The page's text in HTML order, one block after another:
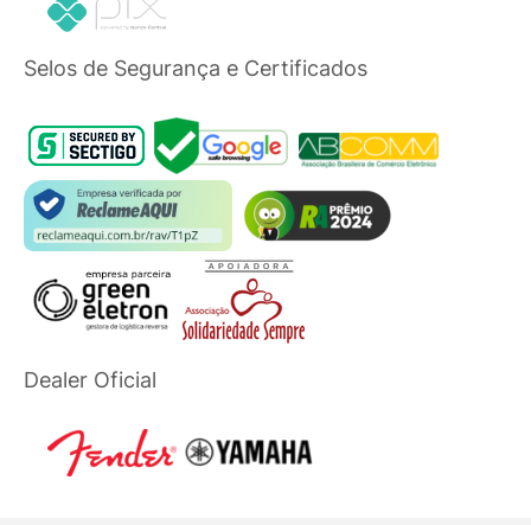
Selos de Segurança e Certificados
Dealer Oficial